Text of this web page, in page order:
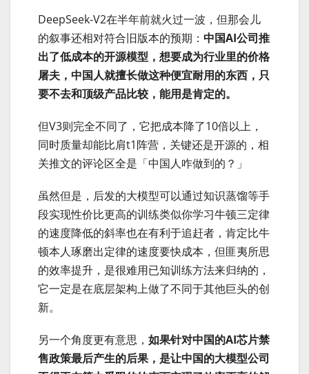
DeepSeek-V2在半年前就火过一波，但那会儿
的叙事还相对符合旧版本的预期： 中国AI公司推
出了低成本的开源模型，想要成为行业里的价格
屠夫，中国人就擅长做这种便宜耐用的东西，只
要不去和顶级产品比较，能用是肯定的。
但V3则完全不同了，它把成本降了10倍以上，
同时质量却能比肩t1阵营，关键还是开源的，相
关推文的评论区全是「中国人咋做到的？」
虽然但是，后发的大模型可以通过知识蒸馏等手
段实现性价比更高的训练类似你学习牛顿三定律
的速度降低的斜率也在有利于追赶者，肯定比牛
顿本人琢磨出定律的速度要快成本，但匪夷所思
的效率提升，是很难用已知训练方法来归纳的，
它一定是在底层架构上做了不同于其他巨头的创
新。
另一个角度更有意思， 如果针对中国的AI芯片禁
售政策最后产生的后果，是让中国的大模型公司